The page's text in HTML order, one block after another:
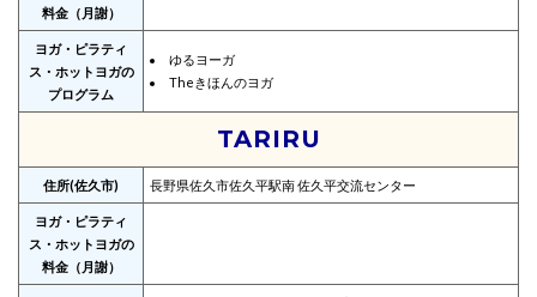
料金（月謝）
ヨガ・ピラティ
ス・ホットヨガの
プログラム
ゆるヨーガ
Theきほんのヨガ
TARIRU
住所(佐久市) 長野県佐久市佐久平駅南 佐久平交流センター
ヨガ・ピラティ
ス・ホットヨガの
料金（月謝）